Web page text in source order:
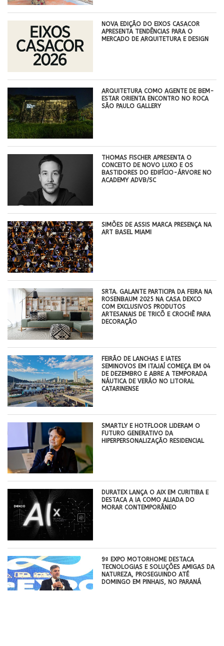
NOVA EDIÇÃO DO EIXOS CASACOR
APRESENTA TENDÊNCIAS PARA O
MERCADO DE ARQUITETURA E DESIGN
ARQUITETURA COMO AGENTE DE BEM-
ESTAR ORIENTA ENCONTRO NO ROCA
SÃO PAULO GALLERY
THOMAS FISCHER APRESENTA O
CONCEITO DE NOVO LUXO E OS
BASTIDORES DO EDIFÍCIO-ÁRVORE NO
ACADEMY ADVB/SC
SIMÕES DE ASSIS MARCA PRESENÇA NA
ART BASEL MIAMI
SRTA. GALANTE PARTICIPA DA FEIRA NA
ROSENBAUM 2025 NA CASA DEXCO
COM EXCLUSIVOS PRODUTOS
ARTESANAIS DE TRICÔ E CROCHÊ PARA
DECORAÇÃO
FEIRÃO DE LANCHAS E IATES
SEMINOVOS EM ITAJAÍ COMEÇA EM 04
DE DEZEMBRO E ABRE A TEMPORADA
NÁUTICA DE VERÃO NO LITORAL
CATARINENSE
SMARTLY E HOTFLOOR LIDERAM O
FUTURO GENERATIVO DA
HIPERPERSONALIZAÇÃO RESIDENCIAL
DURATEX LANÇA O AIX EM CURITIBA E
DESTACA A IA COMO ALIADA DO
MORAR CONTEMPORÂNEO
9ª EXPO MOTORHOME DESTACA
TECNOLOGIAS E SOLUÇÕES AMIGAS DA
NATUREZA, PROSEGUINDO ATÉ
DOMINGO EM PINHAIS, NO PARANÁ